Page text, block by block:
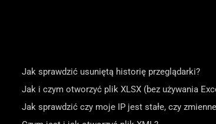
Jak sprawdzić usuniętą historię przeglądarki?
Jak i czym otworzyć plik XLSX (bez używania
Jak sprawdzić czy moje IP jest stałe, czy